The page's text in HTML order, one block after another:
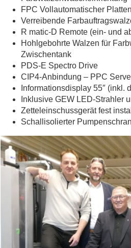
FPC Vollautomatischer
Verreibende
R matic-D Remote (ein- und
Hohlgebohrte Walzen für
Zwischentank
PDS-E Spectro Drive
CIP4-Anbindung – PPC Server
Informationsdisplay 55″ (inkl.
Inklusive GEW LED-Strahler
Zetteleinschussgerät fest
Schallisolierter